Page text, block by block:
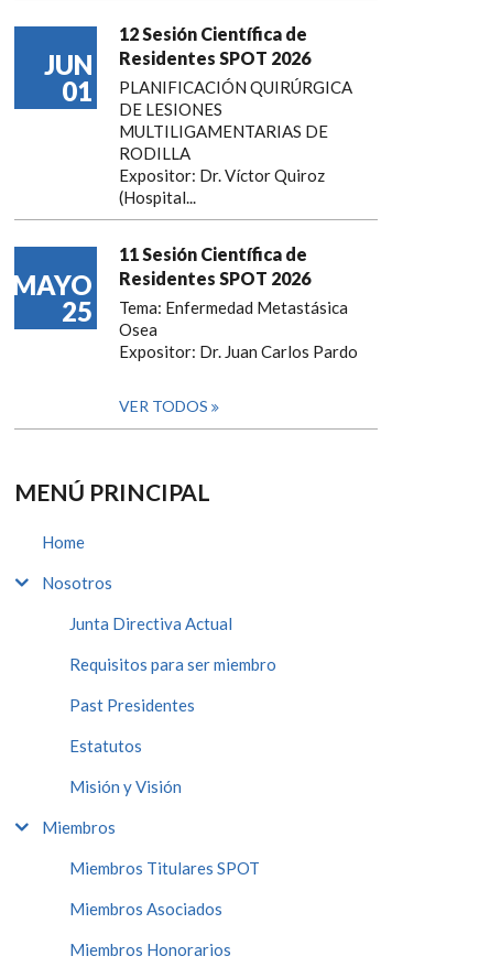
JUN
01
12 Sesión Científica de
Residentes SPOT 2026
PLANIFICACIÓN QUIRÚRGICA
DE LESIONES
MULTILIGAMENTARIAS DE
RODILLA
Expositor: Dr. Víctor Quiroz
(Hospital...
MAYO
25
11 Sesión Científica de
Residentes SPOT 2026
Tema: Enfermedad Metastásica
Osea
Expositor: Dr. Juan Carlos Pardo
VER TODOS
MENÚ PRINCIPAL
Home
Nosotros
Junta Directiva Actual
Requisitos para ser miembro
Past Presidentes
Estatutos
Misión y Visión
Miembros
Miembros Titulares SPOT
Miembros Asociados
Miembros Honorarios